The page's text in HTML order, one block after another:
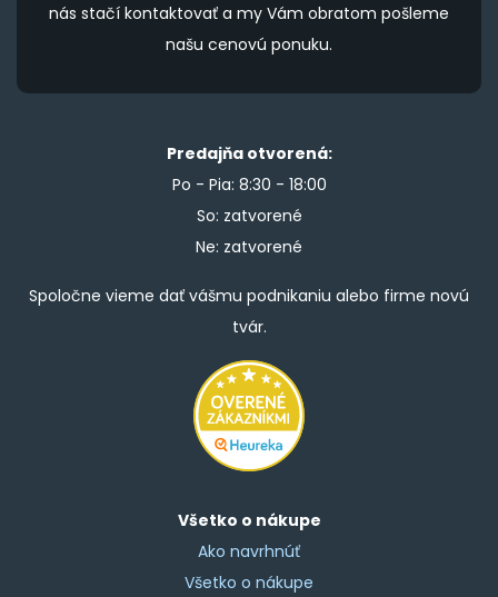
nás stačí kontaktovať a my Vám obratom pošleme
našu cenovú ponuku.
Predajňa otvorená:
Po - Pia: 8:30 - 18:00
So: zatvorené
Ne: zatvorené
Spoločne vieme dať vášmu podnikaniu alebo firme novú
tvár.
Všetko o nákupe
Ako navrhnúť
Všetko o nákupe